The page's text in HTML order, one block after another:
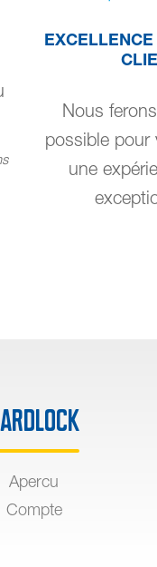
Nous
possible pour
une
Apercu
Compte